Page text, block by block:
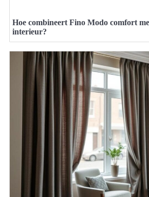
Hoe combineert Fino Modo comfort
interieur?